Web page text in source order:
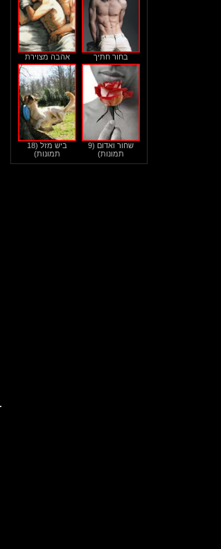
בחור חתיך אהבה מצוירת
שחור ואדום (9
תמונות)
ביש מזל (18
תמונות)